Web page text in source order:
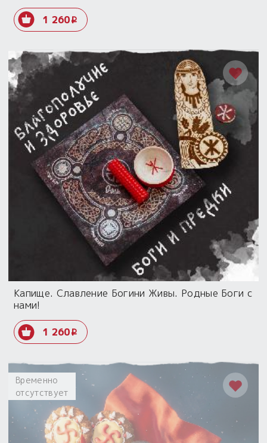
1 260i
Капище. Славление Богини Живы. Родные Боги с
нами!
1 260i
Временно
отсутствует